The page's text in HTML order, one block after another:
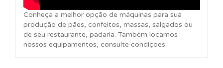
Conheça a melhor opção de máquinas para sua
produção de pães, confeitos, massas, salgados ou
de seu restaurante, padaria. Também locamos
nossos equipamentos, consulte condiçoes